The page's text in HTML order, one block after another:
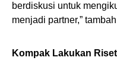
berdiskusi untuk
menjadi partner,”
Kompak Lakukan Riset